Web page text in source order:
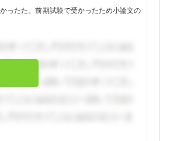
ったた。前期試験で受かったため小論文の